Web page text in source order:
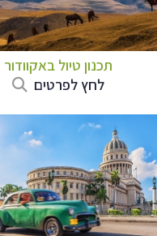
תכנון טיול באקוודור
לחץ לפרטים